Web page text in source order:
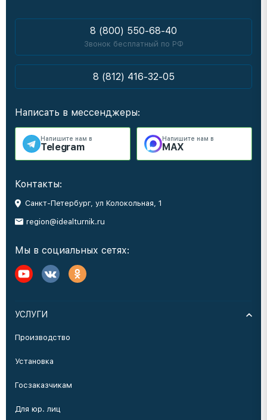
8 (800) 550-68-40
Звонок бесплатный по РФ
8 (812) 416-32-05
Написать в мессенджеры:
Напишите нам в
Telegram
Напишите нам в
MAX
Контакты:
Санкт-Петербург, ул Колокольная, 1
region@idealturnik.ru
Мы в социальных сетях:
УСЛУГИ
Производство
Установка
Госзаказчикам
Для юр. лиц